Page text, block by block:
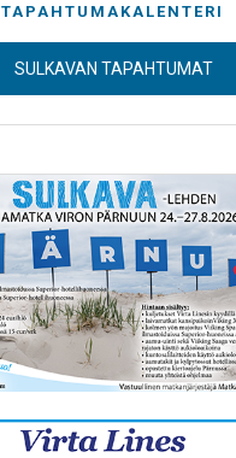
TAPAHTUMAKALENTERI
SULKAVAN TAPAHTUMAT